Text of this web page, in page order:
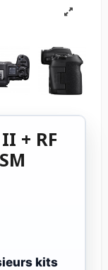
+ RF
kits